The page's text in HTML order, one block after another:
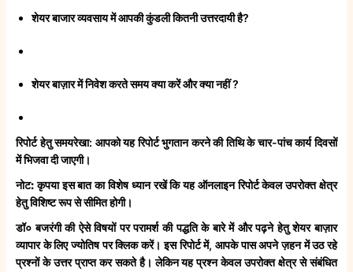
शेयर बाजार व्यवसाय में आपकी कुंडली कितनी उत्तरदायी है?
शेयर बाज़ार में निवेश करते समय क्या करें और क्या नहीं ?
रिपोर्ट हेतु समयरेखा: आपको यह रिपोर्ट भुगतान करने की तिथि के चार-पांच कार्य दिवसों
में भिजवा दी जाएगी।
नोट:कृपया इस बात का विशेष ध्यान रखें कि यह ऑनलाइन रिपोर्ट केवल उपरोक्त क्षेत्र
हेतु विशिष्ट रूप से सीमित होगी।
डॉ० बजरंगी की ऐसे विषयों पर परामर्श की पद्धति के बारे में और पढ़ने हेतु शेयर बाज़ार
व्यापार के लिए ज्योतिष पर क्लिक करें। इस रिपोर्ट में, आपके पास अपने ज़हन में उठ रहे
प्रश्नों के उत्तर प्राप्त कर सकते है। लेकिन यह प्रश्न केवल उपरोक्त क्षेत्र से संबंधित